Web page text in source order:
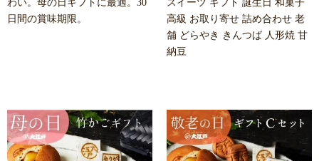
わい。母の日ギフトに最適。30
日間の賞味期限。
スイーツ ギフト 誕生日 和菓子
高級 お取り寄せ 詰め合わせ 老
舗 どらやき きんつば 人形焼 甘
納豆